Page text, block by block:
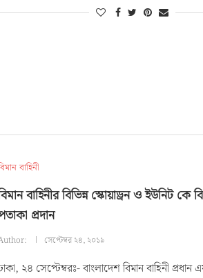
বাহিনী
বাহিনীর বিভিন্ন স্কোয়াড্রন ও ইউনিট কে
প্রদান
সেপ্টেম্বর ২৪, ২০১৯
২৪ সেপ্টেম্বরঃ- বাংলাদেশ বিমান বাহিনী প্রধান